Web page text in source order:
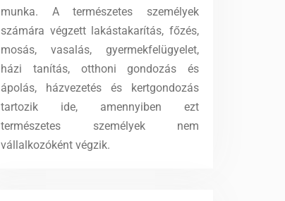
munka. A természetes személyek
számára végzett lakástakarítás, főzés,
mosás, vasalás, gyermekfelügyelet,
házi tanítás, otthoni gondozás és
ápolás, házvezetés és kertgondozás
tartozik ide, amennyiben ezt
természetes személyek nem
vállalkozóként végzik.